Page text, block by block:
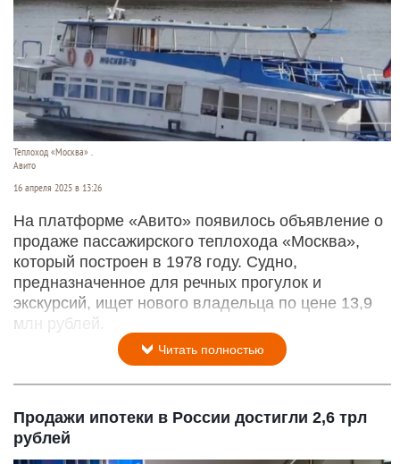
Теплоход «Москва» .
Авито
16 апреля 2025 в 13:26
На платформе «Авито» появилось объявление о
продаже пассажирского теплохода «Москва»,
который построен в 1978 году. Судно,
предназначенное для речных прогулок и
экскурсий, ищет нового владельца по цене 13,9
млн рублей.
Читать полностью
Продажи ипотеки в России достигли 2,6 трл
рублей